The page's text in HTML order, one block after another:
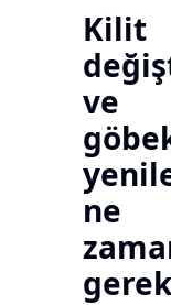
Kilit
ve
ne